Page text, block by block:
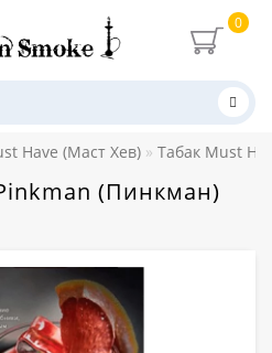
0
Have (Маст Хев) Табак Must
(Пинкман)